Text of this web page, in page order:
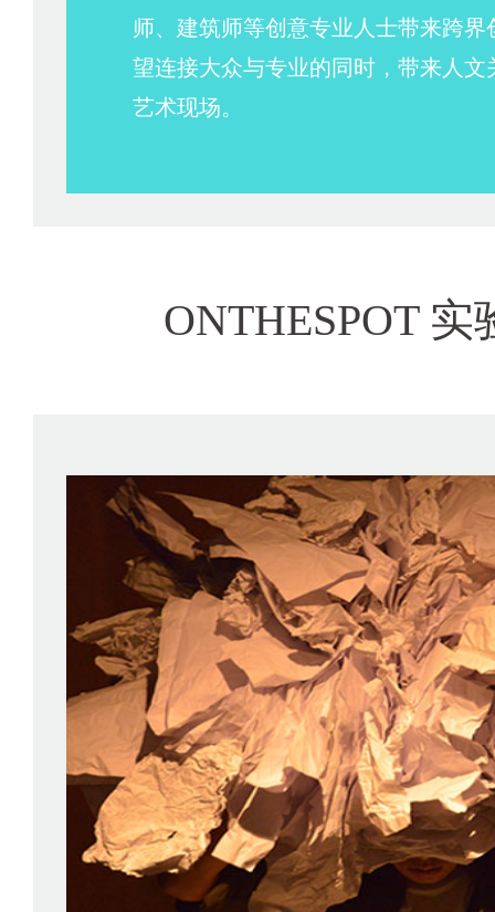
师、建筑师等创意专业人士带来跨
望连接大众与专业的同时，带来人文
艺术现场。
ONTHESPOT 实